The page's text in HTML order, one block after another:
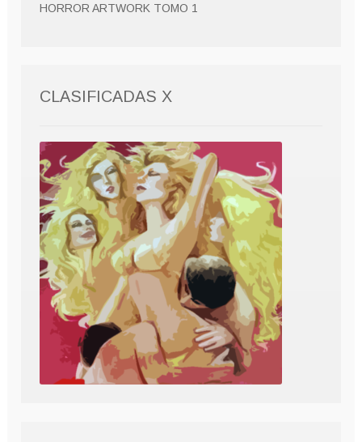
HORROR ARTWORK TOMO 1
CLASIFICADAS X